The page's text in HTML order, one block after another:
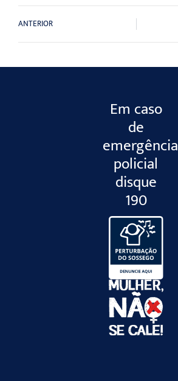
ANTERIOR
Em caso
de
emergência
policial
disque
190